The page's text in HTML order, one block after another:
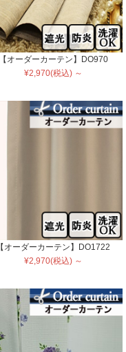
【オーダーカーテン】DO970
¥2,970(税込) ～
【オーダーカーテン】DO1722
¥2,970(税込) ～